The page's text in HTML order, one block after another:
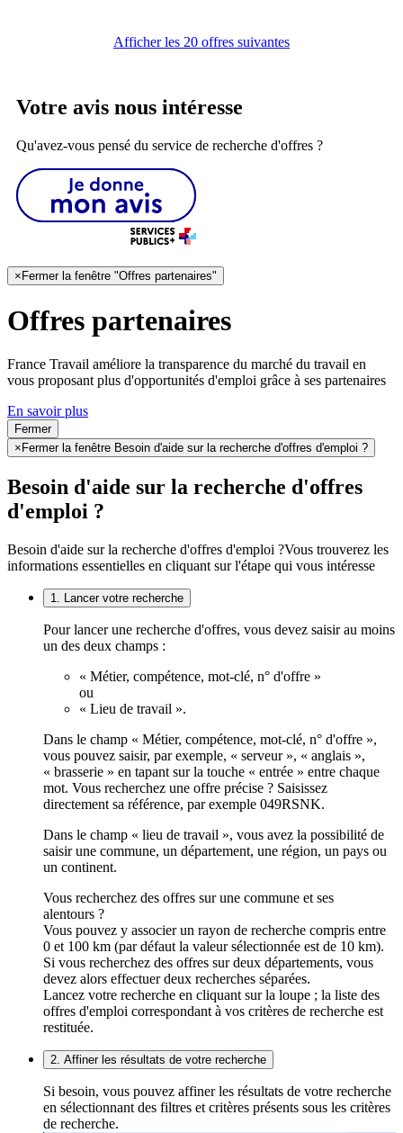
Afficher les 20 offres suivantes
Votre avis nous intéresse
Qu'avez-vous pensé du service de recherche d'offres ?
×Fermer la fenêtre "Offres partenaires"
Offres partenaires
France Travail améliore la transparence du marché du travail en
vous proposant plus d'opportunités d'emploi grâce à ses partenaires
En savoir plus
Fermer
× Fermer la fenêtre Besoin d'aide sur la recherche d'offres d'emploi ?
Besoin d'aide sur la recherche d'offres
d'emploi ?
Besoin d'aide sur la recherche d'offres d'emploi ?Vous trouverez les
informations essentielles en cliquant sur l'étape qui vous intéresse
1. Lancer votre recherche
Pour lancer une recherche d'offres, vous devez saisir au moins
un des deux champs :
« Métier, compétence, mot-clé, n° d'offre »
ou
« Lieu de travail ».
Dans le champ « Métier, compétence, mot-clé, n° d'offre »,
vous pouvez saisir, par exemple, « serveur », « anglais »,
« brasserie » en tapant sur la touche « entrée » entre chaque
mot. Vous recherchez une offre précise ? Saisissez
directement sa référence, par exemple 049RSNK.
Dans le champ « lieu de travail », vous avez la possibilité de
saisir une commune, un département, une région, un pays ou
un continent.
Vous recherchez des offres sur une commune et ses
alentours ?
Vous pouvez y associer un rayon de recherche compris entre
0 et 100 km (par défaut la valeur sélectionnée est de 10 km).
Si vous recherchez des offres sur deux départements, vous
devez alors effectuer deux recherches séparées.
Lancez votre recherche en cliquant sur la loupe ; la liste des
offres d'emploi correspondant à vos critères de recherche est
restituée.
2. Affiner les résultats de votre recherche
Si besoin, vous pouvez affiner les résultats de votre recherche
en sélectionnant des filtres et critères présents sous les critères
de recherche.